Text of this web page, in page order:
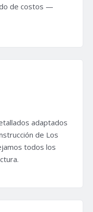
de costos —
adaptados
de Los
todos los